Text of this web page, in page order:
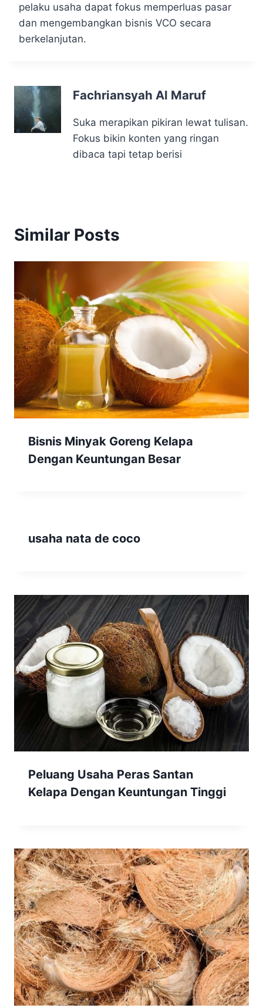
pelaku usaha dapat fokus memperluas pasar
dan mengembangkan bisnis VCO secara
berkelanjutan.
Fachriansyah Al Maruf
Suka merapikan pikiran lewat tulisan.
Fokus bikin konten yang ringan
dibaca tapi tetap berisi
Similar Posts
Bisnis Minyak Goreng Kelapa
Dengan Keuntungan Besar
usaha nata de coco
Peluang Usaha Peras Santan
Kelapa Dengan Keuntungan Tinggi